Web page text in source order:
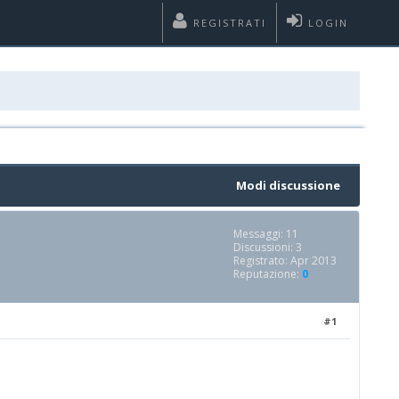
LOGIN
REGISTRATI
Modi discussione
Messaggi: 11
Discussioni: 3
Registrato: Apr 2013
Reputazione: 0
#1